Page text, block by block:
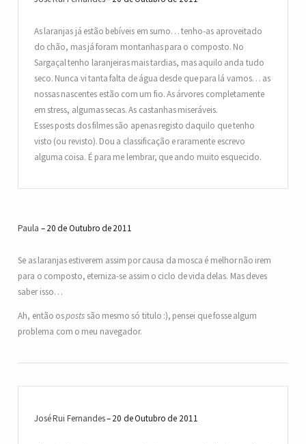
As laranjas já estão bebíveis em sumo… tenho-as aproveitado
do chão, mas já foram montanhas para o composto. No
Sargaçal tenho laranjeiras mais tardias, mas aquilo anda tudo
seco. Nunca vi tanta falta de água desde que para lá vamos… as
nossas nascentes estão com um fio. As árvores completamente
em stress, algumas secas. As castanhas miseráveis.
Esses posts dos filmes são apenas registo daquilo que tenho
visto (ou revisto). Dou a classificação e raramente escrevo
alguma coisa. É para me lembrar, que ando muito esquecido.
Paula 20 de Outubro de 2011
Se as laranjas estiverem assim por causa da mosca é melhor não irem
para o composto, eterniza-se assim o ciclo de vida delas. Mas deves
saber isso…
Ah, então osposts são mesmo só titulo :), pensei que fosse algum
problema com o meu navegador.
José Rui Fernandes 20 de Outubro de 2011